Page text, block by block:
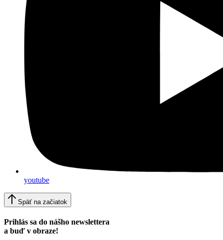
youtube
Späť na začiatok
Prihlás sa do nášho newslettera
a buď v obraze!